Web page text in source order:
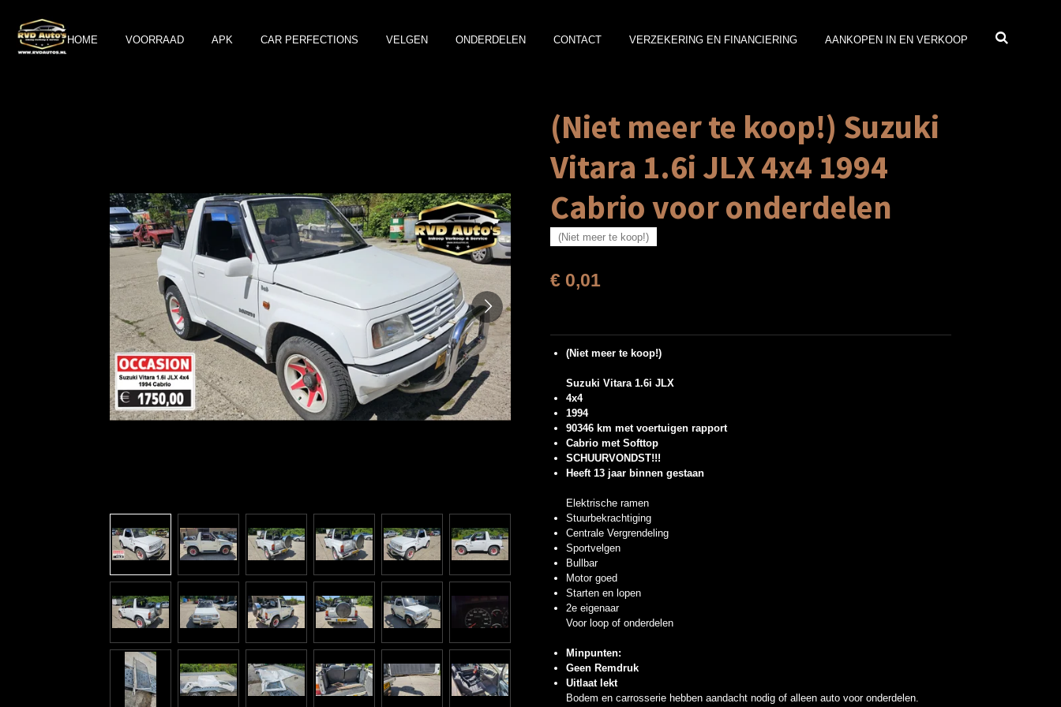
direct
naar
HOME VOORRAAD APK CAR PERFECTIONS VELGEN ONDERDELEN CONTACT VERZEKERING EN FINANCIERING AANKOPEN IN EN VERKOOP
(Niet meer te koop!) Suzuki
Vitara 1.6i JLX 4x4 1994
Cabrio voor onderdelen
(Niet meer te koop!)
€ 0,01
(Niet meer te koop!)
Suzuki Vitara 1.6i JLX
4x4
1994
90346 km met voertuigen rapport
Cabrio met Softtop
SCHUURVONDST!!!
Heeft 13 jaar binnen gestaan
Elektrische ramen
Stuurbekrachtiging
Centrale Vergrendeling
Sportvelgen
Bullbar
Motor goed
Starten en lopen
2e eigenaar
Voor loop of onderdelen
Minpunten:
Geen Remdruk
Uitlaat lekt
Bodem en carrosserie hebben aandacht nodig of alleen auto voor onderdelen.